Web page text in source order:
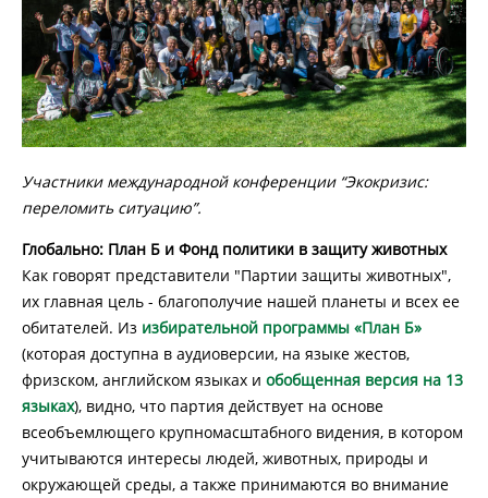
Участники международной конференции “Экокризис:
переломить ситуацию”.
Глобально: План Б и Фонд политики в защиту животных
Как говорят представители "Партии защиты животных",
их главная цель - благополучие нашей планеты и всех ее
обитателей. Из избирательной программы «План Б»
(которая доступна в аудиоверсии, на языке жестов,
фризском, английском языках и обобщенная версия на 13
языках), видно, что партия действует на основе
всеобъемлющего крупномасштабного видения, в котором
учитываются интересы людей, животных, природы и
окружающей среды, а также принимаются во внимание